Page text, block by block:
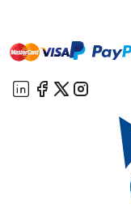
mastervisa paypal